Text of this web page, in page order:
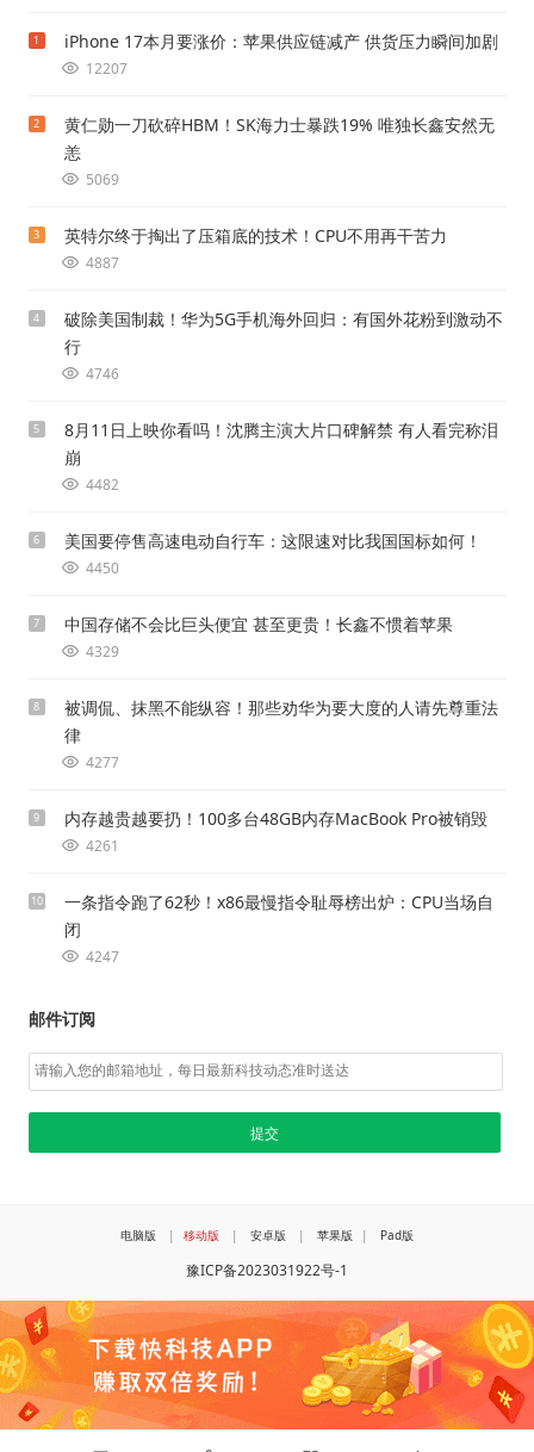
1 iPhone 17本月要涨价：苹果供应链减产 供货压力瞬间加剧
12207
2
黄仁勋一刀砍碎HBM！SK海力士暴跌19% 唯独长鑫安然无
恙
5069
3 英特尔终于掏出了压箱底的技术！CPU不用再干苦力
4887
4
破除美国制裁！华为5G手机海外回归：有国外花粉到激动不
行
4746
5
8月11日上映你看吗！沈腾主演大片口碑解禁 有人看完称泪
崩
4482
6 美国要停售高速电动自行车：这限速对比我国国标如何！
4450
7 中国存储不会比巨头便宜 甚至更贵！长鑫不惯着苹果
4329
8
被调侃、抹黑不能纵容！那些劝华为要大度的人请先尊重法
律
4277
9 内存越贵越要扔！100多台48GB内存MacBook Pro被销毁
4261
10
一条指令跑了62秒！x86最慢指令耻辱榜出炉：CPU当场自
闭
4247
邮件订阅
电脑版 | 移动版 | 安卓版 | 苹果版 | Pad版
豫ICP备2023031922号-1